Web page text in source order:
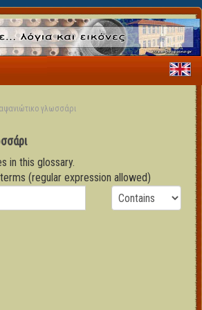
γλωσσάρι
in this glossary.
(regular expression allowed)